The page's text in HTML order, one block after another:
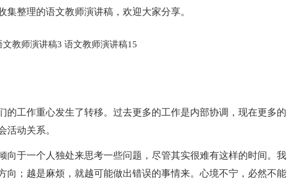
整理的语文教师演讲稿，欢迎大家分享。
的工作重心发生了转移。过去更多的工作是内部协调，现在更多的
活动关系。
向于一个人独处来思考一些问题，尽管其实很难有这样的时间。我
向；越是麻烦，就越可能做出错误的事情来。心境不宁，必然不能
文教师演讲稿3 语文教师演讲稿15